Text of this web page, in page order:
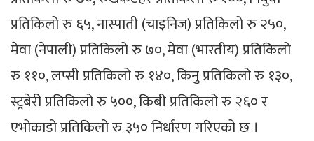
प्रतिकिलो रु ६५, नास्पाती (चाइनिज) प्रतिकिलो रु २५०,
मेवा (नेपाली) प्रतिकिलो रु ७०, मेवा (भारतीय) प्रतिकिलो
रु ११०, लप्सी प्रतिकिलो रु १४०, किनु प्रतिकिलो रु १३०,
स्ट्रबेरी प्रतिकिलो रु ५००, किबी प्रतिकिलो रु २६० र
एभोकाडो प्रतिकिलो रु ३५० निर्धारण गरिएको छ ।